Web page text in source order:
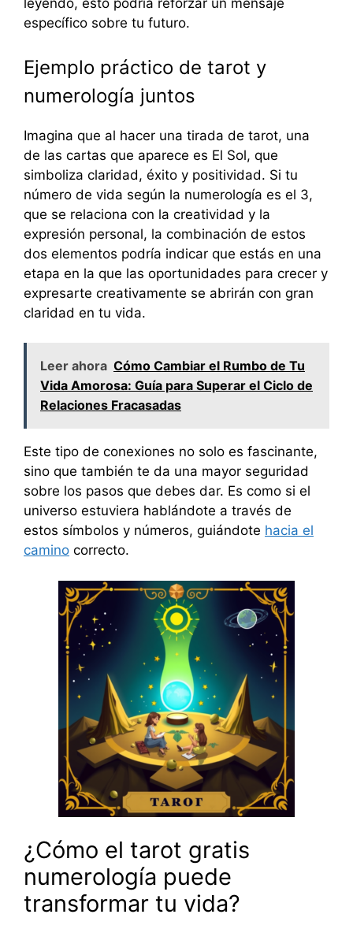
leyendo, esto podría reforzar un mensaje
específico sobre tu futuro.
Ejemplo práctico de tarot y
numerología juntos
Imagina que al hacer una tirada de tarot, una
de las cartas que aparece es El Sol, que
simboliza claridad, éxito y positividad. Si tu
número de vida según la numerología es el 3,
que se relaciona con la creatividad y la
expresión personal, la combinación de estos
dos elementos podría indicar que estás en una
etapa en la que las oportunidades para crecer y
expresarte creativamente se abrirán con gran
claridad en tu vida.
Leer ahora Cómo Cambiar el Rumbo de Tu
Vida Amorosa: Guía para Superar el Ciclo de
Relaciones Fracasadas
Este tipo de conexiones no solo es fascinante,
sino que también te da una mayor seguridad
sobre los pasos que debes dar. Es como si el
universo estuviera hablándote a través de
estos símbolos y números, guiándote hacia el
camino correcto.
¿Cómo el tarot gratis
numerología puede
transformar tu vida?